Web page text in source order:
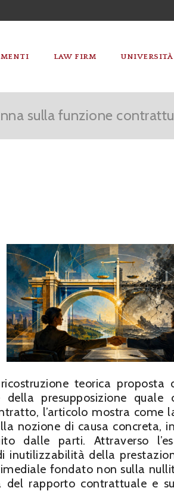
LAW FIRM UNIVERSITÀ
sulla funzione
teorica proposta
presupposizione quale
l’articolo mostra come
nozione di causa concreta,
dalle parti. Attraverso
inutilizzabilità della
fondato non sulla
del rapporto contrattuale e